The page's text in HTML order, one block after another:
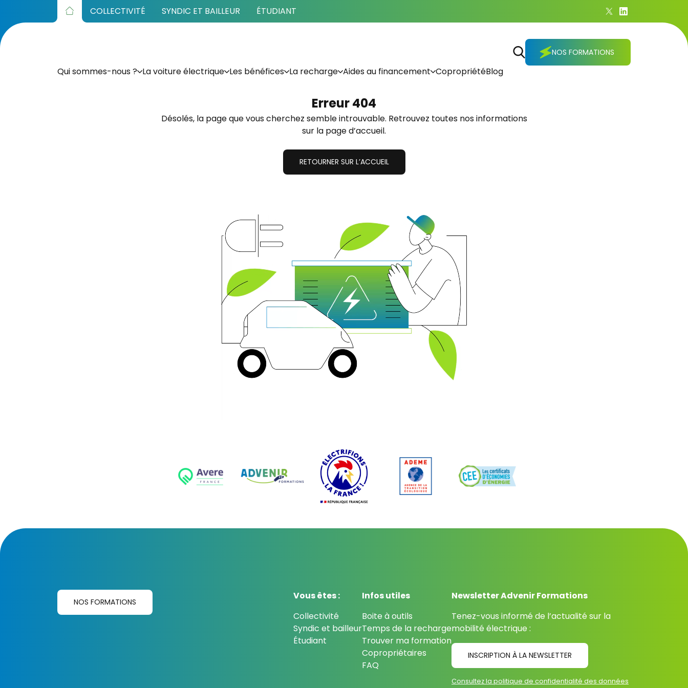
COLLECTIVITÉ SYNDIC ET BAILLEUR ÉTUDIANT
NOS FORMATIONS
Qui sommes-nous ? La voiture électrique Les bénéfices La recharge Aides au financement CopropriétéBlog
Erreur404
Désolés, la page que vous cherchez semble introuvable. Retrouvez toutes nos informations
sur la page d’accueil.
RETOURNER SUR L’ACCUEIL
NOS FORMATIONS
Vous êtes :
Collectivité
Syndic et bailleur
Étudiant
Infos utiles
Boite à outils
Temps de la recharge
Trouver ma formation
Copropriétaires
FAQ
Newsletter Advenir Formations
Tenez-vous informé de l’actualité sur la
mobilité électrique :
INSCRIPTION À LA NEWSLETTER
Consultez la politique de confidentialité des données